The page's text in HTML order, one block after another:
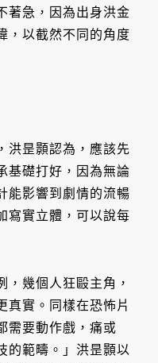
著急，因為出身洪金
，以截然不同的角度
洪昰顥認為，應該先
基礎打好，因為無論
能影響到劇情的流暢
寫實立體，可以說每
，幾個人狂毆主角，
真實。同樣在恐怖片
需要動作戲，痛或
的範疇。」洪昰顥以